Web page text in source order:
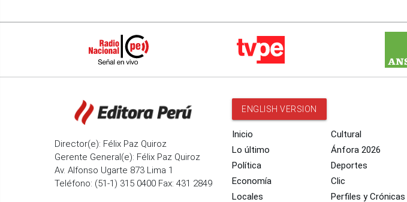
Director(e): Félix Paz Quiroz
Gerente General(e): Félix Paz Quiroz
Av. Alfonso Ugarte 873 Lima 1
Teléfono: (51-1) 315 0400 Fax: 431 2849
ENGLISH VERSION
Inicio
Lo último
Política
Economía
Locales
Cultural
Ánfora 2026
Deportes
Clic
Perfiles y Crónicas